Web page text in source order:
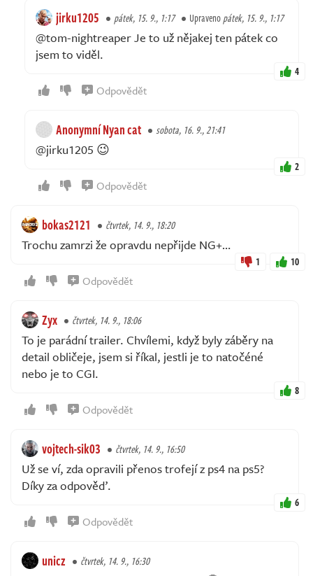
jirku1205 pátek, 15. 9., 1:17 Upravenopátek, 15. 9., 1:17
@tom-nightreaper Je to už nějakej ten pátek co
jsem to viděl.
4
Odpovědět
Anonymní Nyan cat sobota, 16. 9., 21:41
@jirku1205 😉
2
Odpovědět
bokas2121 čtvrtek, 14. 9., 18:20
Trochu zamrzi že opravdu nepřijde NG+…
1 10
Odpovědět
Zyx čtvrtek, 14. 9., 18:06
To je parádní trailer. Chvílemi, když byly záběry na
detail obličeje, jsem si říkal, jestli je to natočéné
nebo je to CGI.
8
Odpovědět
vojtech-sik03 čtvrtek, 14. 9., 16:50
Už se ví, zda opravili přenos trofejí z ps4 na ps5?
Díky za odpověď.
6
Odpovědět
unicz čtvrtek, 14. 9., 16:30